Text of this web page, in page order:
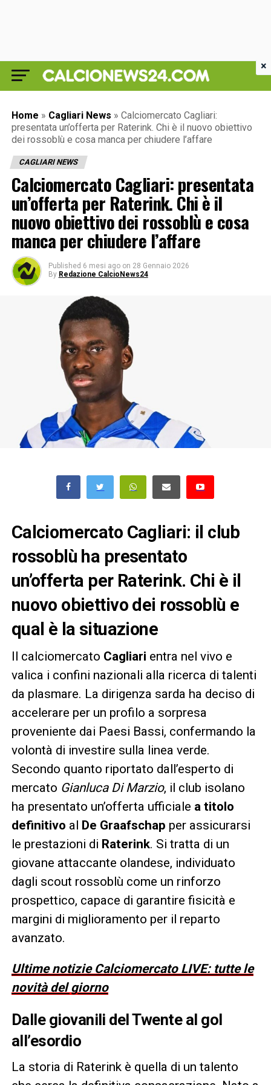
Home » Cagliari News » Calciomercato Cagliari:
presentata un’offerta per Raterink. Chi è il nuovo obiettivo
dei rossoblù e cosa manca per chiudere l’affare
CAGLIARI NEWS
Calciomercato Cagliari: presentata
un’offerta per Raterink. Chi è il
nuovo obiettivo dei rossoblù e cosa
manca per chiudere l’affare
Published 6 mesi ago on 28 Gennaio 2026
By Redazione CalcioNews24
Calciomercato Cagliari: il club
rossoblù ha presentato
un’offerta per Raterink. Chi è il
nuovo obiettivo dei rossoblù e
qual è la situazione
Il calciomercato Cagliari entra nel vivo e
valica i confini nazionali alla ricerca di talenti
da plasmare. La dirigenza sarda ha deciso di
accelerare per un profilo a sorpresa
proveniente dai Paesi Bassi, confermando la
volontà di investire sulla linea verde.
Secondo quanto riportato dall’esperto di
mercato Gianluca Di Marzio, il club isolano
ha presentato un’offerta ufficiale a titolo
definitivo al De Graafschap per assicurarsi
le prestazioni di Raterink. Si tratta di un
giovane attaccante olandese, individuato
dagli scout rossoblù come un rinforzo
prospettico, capace di garantire fisicità e
margini di miglioramento per il reparto
avanzato.
Ultime notizie Calciomercato LIVE: tutte le
novità del giorno
Dalle giovanili del Twente al gol
all’esordio
La storia di Raterink è quella di un talento
×